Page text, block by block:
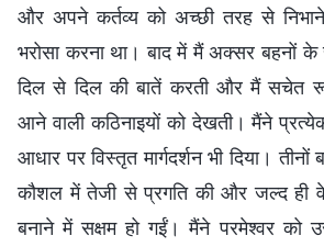
और अपने कर्तव्य को अच्छी तरह से
भरोसा करना था। बाद में मैं अक्सर बहनों
दिल से दिल की बातें करती और मैं सचेत
आने वाली कठिनाइयों को देखती। मैंने
आधार पर विस्तृत मार्गदर्शन भी दिया।
कौशल में तेजी से प्रगति की और जल्द ही
बनाने में सक्षम हो गईं। मैंने परमेश्वर को